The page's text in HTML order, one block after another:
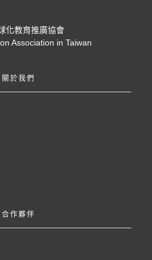
化教育推廣協會
Association in Taiwan
關於我們
合作夥伴